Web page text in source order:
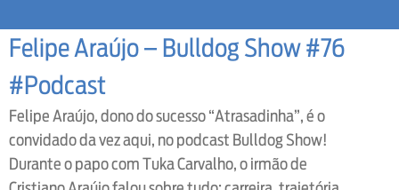
Felipe Araújo – Bulldog Show #76
#Podcast
Felipe Araújo, dono do sucesso “Atrasadinha”, é o
convidado da vez aqui, no podcast Bulldog Show!
Durante o papo com Tuka Carvalho, o irmão de